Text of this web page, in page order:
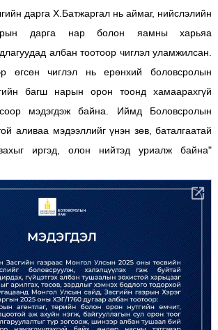
дарга Х.Батжаргал нь аймаг, нийслэлийн
дарга нар болон яамны харьяа
албан тоотоор чиглэл уламжилсан.
өгсөн чиглэл нь ерөнхий боловсролын
багш нарын орон тоонд хамаарахгүй
мэдэгдэж байна. Иймд Боловсролын
аливаа мэдээллийг үнэн зөв, баталгаатай
иргэд, олон нийтэд уриалж байна"